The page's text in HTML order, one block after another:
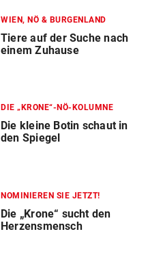
WIEN, NÖ & BURGENLAND
Tiere auf der Suche nach
einem Zuhause
DIE „KRONE“-NÖ-KOLUMNE
Die kleine Botin schaut in
den Spiegel
NOMINIEREN SIE JETZT!
Die „Krone“ sucht den
Herzensmensch